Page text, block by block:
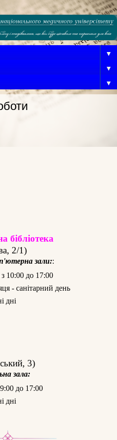
▼
▼
▼
бібліотека
2/1)
зали::
10:00 до 17:00
- санітарний день
дні
3)
зала:
до 17:00
дні